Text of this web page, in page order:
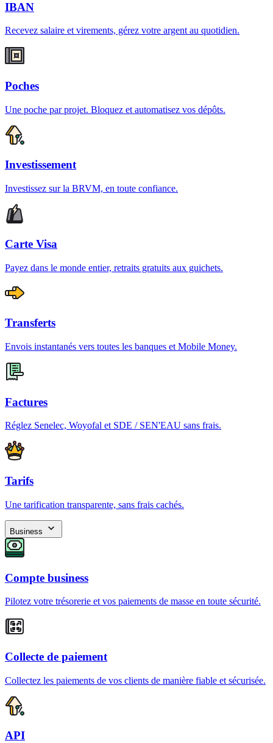
IBAN
Recevez salaire et virements, gérez votre argent au quotidien.
Poches
Une poche par projet. Bloquez et automatisez vos dépôts.
Investissement
Investissez sur la BRVM, en toute confiance.
Carte Visa
Payez dans le monde entier, retraits gratuits aux guichets.
Transferts
Envois instantanés vers toutes les banques et Mobile Money.
Factures
Réglez Senelec, Woyofal et SDE / SEN'EAU sans frais.
Tarifs
Une tarification transparente, sans frais cachés.
Business
Compte business
Pilotez votre trésorerie et vos paiements de masse en toute sécurité.
Collecte de paiement
Collectez les paiements de vos clients de manière fiable et sécurisée.
API